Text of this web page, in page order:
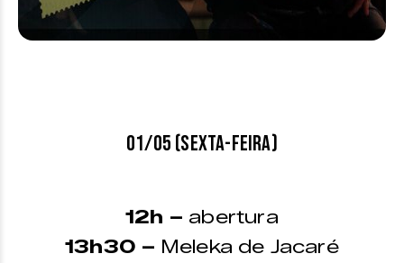
01/05 (sexta-feira)
12h – abertura
13h30 – Meleka de Jacaré